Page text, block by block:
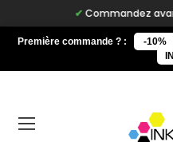
Commandez avant
Première commande ? : -10%